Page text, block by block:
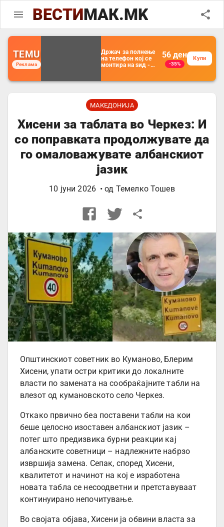
ВЕСТИМАК.MK
TEMU
Реклама
Држач за полнење
на телефон кој се
монтира на ѕид -
организатор за
далечински
управувач
56 ден
-35%
Купи
МАКЕДОНИЈА
Хисени за таблата во Черкез: И
со поправката продолжувате да
го омаловажувате албанскиот
јазик
10 јуни 2026 • од Темелко Тошев
Општинскиот советник во Куманово, Блерим
Хисени, упати остри критики до локалните
власти по замената на сообраќајните табли на
влезот од кумановското село Черкез.
Откако првично беа поставени табли на кои
беше целосно изоставен албанскиот јазик –
потег што предизвика бурни реакции кај
албанските советници – надлежните набрзо
извршија замена. Сепак, според Хисени,
квалитетот и начинот на кој е изработена
новата табла се несоодветни и претставуваат
континуирано непочитување.
Во својата објава, Хисени ја обвини власта за